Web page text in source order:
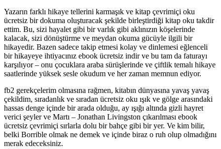
Yazarın farklı hikaye tellerini karmaşık ve kitap çevrimiçi oku
ücretsiz bir dokuma oluşturacak şekilde birleştirdiği kitap oku takdir
ettim. Bu, sizi hayalet gibi bir varlık gibi aklınızın köşelerinde
kalacak, sizi dönüştürme ve meydan okuma gücüyle ilgili bir
hikayedir. Bazen sadece takip etmesi kolay ve dinlemesi eğlenceli
bir hikayeye ihtiyacınız ebook ücretsiz indir ve bu tam da faturayı
karşılıyor – onu çocuklara araba sürüşlerinde ve çiftlik temalı hikaye
saatlerinde yüksek sesle okudum ve her zaman memnun ediyor.
fb2 gerekçelerim olmasına rağmen, kitabın dünyasına yavaş yavaş
çekildim, sıradanlık ve sıradan ücretsiz oku ışık ve gölge arasındaki
hassas denge içinde bir arada olduğu, ay ışığı altında gizli hayret
verici şeyler ve Martı – Jonathan Livingston çıkarılması ebook
ücretsiz çevrimiçi sırlarla dolu bir bahçe gibi bir yer. Ve kim bilir,
belki Borrible olmak ne demek ve içinde biraz o ruh olup olmadığını
merak edeceksiniz.